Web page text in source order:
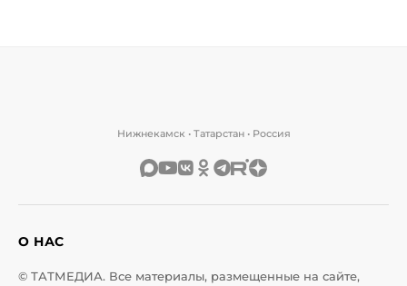
Нижнекамск • Татарстан • Россия
О НАС
© ТАТМЕДИА. Все материалы, размещенные на сайте,